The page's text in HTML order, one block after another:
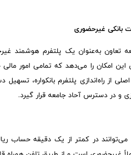
بانکی غیرحضوری
تعاون به‌عنوان یک پلتفرم هوشمند
این امکان را می‌دهد که تمامی امور
از راه‌اندازی پلتفرم بانکواره،
و در دسترس آحاد جامعه قرار گیرد.
می‌توانند در کمتر از یک دقیقه حساب